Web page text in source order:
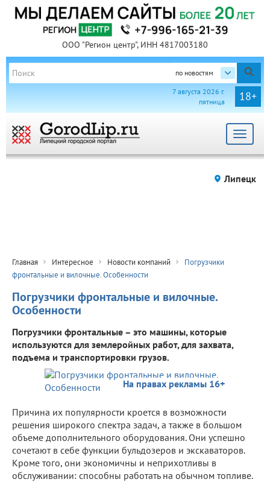
ООО "Регион центр", ИНН 4817003180
по новостям
18+
7 августа 2026 г.
пятница
Toggle
Липецк
Главная Интересное Новости компаний
Погрузчики
фронтальные и вилочные. Особенности
Погрузчики фронтальные и вилочные.
Особенности
Погрузчики фронтальные – это машины, которые
используются для землеройных работ, для захвата,
подъема и транспортировки грузов.
На правах рекламы 16+
Причина их популярности кроется в возможности
решения широкого спектра задач, а также в большом
объеме дополнительного оборудования. Они успешно
сочетают в себе функции бульдозеров и экскаваторов.
Кроме того, они экономичны и неприхотливы в
обслуживании: способны работать на обычном топливе.